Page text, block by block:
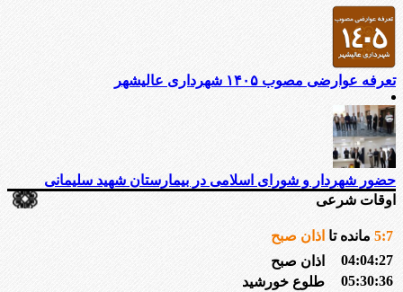
تعرفه عوارضی مصوب ۱۴۰۵ شهرداری عالیشهر
حضور شهردار و شورای اسلامی در بیمارستان شهید سلیمانی
اوقات شرعی
5:7 مانده تا اذان صبح
04:04:27
اذان صبح
05:30:36
طلوع خورشید